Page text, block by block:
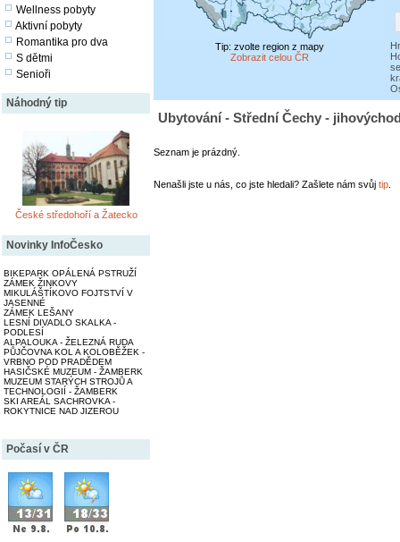
Wellness pobyty
Aktivní pobyty
Romantika pro dva
S dětmi
Senioři
Náhodný tip
České středohoří a Žatecko
Novinky InfoČesko
BIKEPARK OPÁLENÁ PSTRUŽÍ
ZÁMEK ŽINKOVY
MIKULÁŠTÍKOVO FOJTSTVÍ V
JASENNÉ
ZÁMEK LEŠANY
LESNÍ DIVADLO SKALKA -
PODLESÍ
ALPALOUKA - ŽELEZNÁ RUDA
PŮJČOVNA KOL A KOLOBĚŽEK -
VRBNO POD PRADĚDEM
HASIČSKÉ MUZEUM - ŽAMBERK
MUZEUM STARÝCH STROJŮ A
TECHNOLOGIÍ - ŽAMBERK
SKI AREÁL SACHROVKA -
ROKYTNICE NAD JIZEROU
Počasí v ČR
Tip: zvolte region z mapy
Zobrazit celou ČR
Ubytování - Střední Čechy -
Seznam je prázdný.
Nenašli jste u nás, co jste hledali? Zašlete nám svůj tip